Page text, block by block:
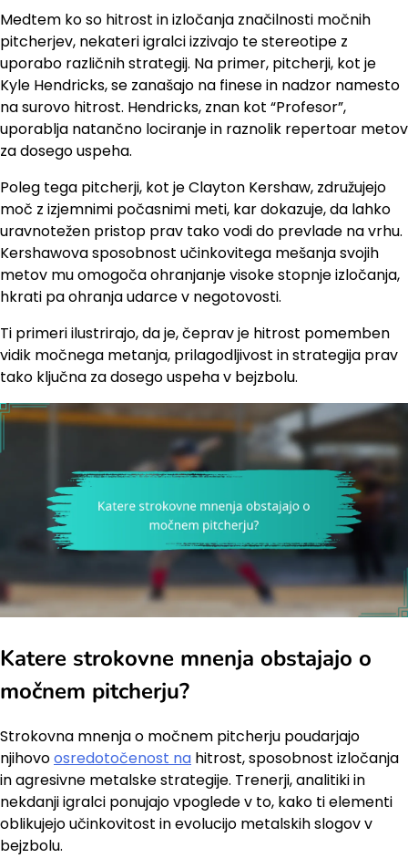
Medtem ko so hitrost in izločanja značilnosti močnih
pitcherjev, nekateri igralci izzivajo te stereotipe z
uporabo različnih strategij. Na primer, pitcherji, kot je
Kyle Hendricks, se zanašajo na finese in nadzor namesto
na surovo hitrost. Hendricks, znan kot “Profesor”,
uporablja natančno lociranje in raznolik repertoar metov
za dosego uspeha.
Poleg tega pitcherji, kot je Clayton Kershaw, združujejo
moč z izjemnimi počasnimi meti, kar dokazuje, da lahko
uravnotežen pristop prav tako vodi do prevlade na vrhu.
Kershawova sposobnost učinkovitega mešanja svojih
metov mu omogoča ohranjanje visoke stopnje izločanja,
hkrati pa ohranja udarce v negotovosti.
Ti primeri ilustrirajo, da je, čeprav je hitrost pomemben
vidik močnega metanja, prilagodljivost in strategija prav
tako ključna za dosego uspeha v bejzbolu.
Katere strokovne mnenja obstajajo o
močnem pitcherju?
Strokovna mnenja o močnem pitcherju poudarjajo
njihovoosredotočenost na hitrost, sposobnost izločanja
in agresivne metalske strategije. Trenerji, analitiki in
nekdanji igralci ponujajo vpoglede v to, kako ti elementi
oblikujejo učinkovitost in evolucijo metalskih slogov v
bejzbolu.